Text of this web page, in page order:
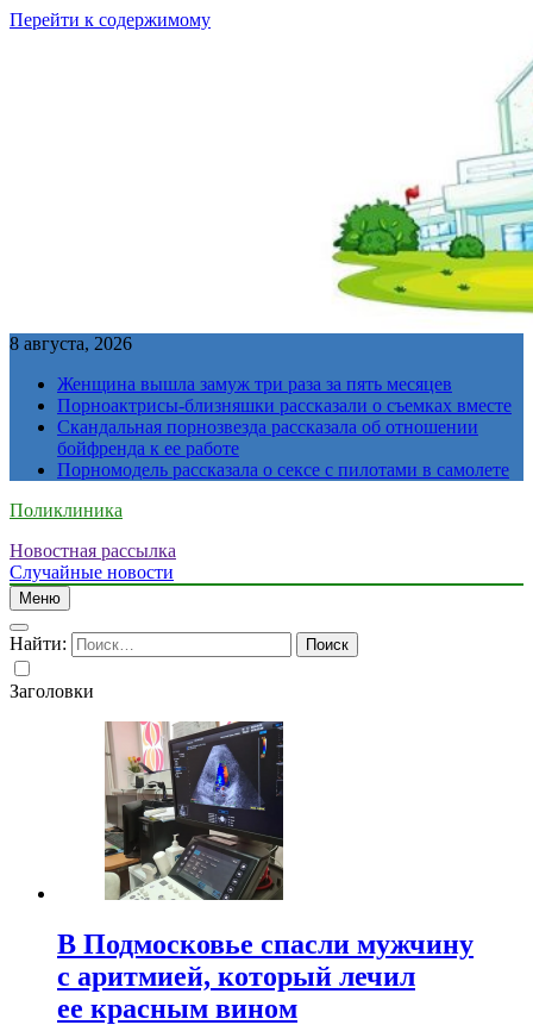
Перейти к содержимому
8 августа, 2026
Женщина вышла замуж три раза за пять месяцев
Порноактрисы-близняшки рассказали о съемках вместе
Скандальная порнозвезда рассказала об отношении
бойфренда к ее работе
Порномодель рассказала о сексе с пилотами в самолете
Поликлиника
Новостная рассылка
Случайные новости
Меню
Найти:
Заголовки
В Подмосковье спасли мужчину
с аритмией, который лечил
ее красным вином